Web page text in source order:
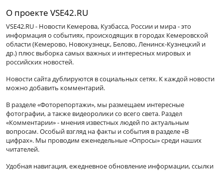
О проекте VSE42.RU
VSE42.RU - Новости Кемерова, Кузбасса, России и мира - это
информация о событиях, происходящих в городах Кемеровской
области (Кемерово, Новокузнецк, Белово, Ленинск-Кузнецкий и
др.) плюс выборка самых важных и интересных мировых и
российских новостей.
Новости сайта дублируются в социальных сетях. К каждой новости
можно добавить комментарий.
В разделе «Фоторепортажи», мы размещаем интересные
фотографии, а также видеоролики со всего света. Раздел
«Комментарии» - мнения известных людей по актуальным
вопросам. Особый взгляд на факты и события в разделе «В
цифрах». Мы проводим еженедельные «Опросы» среди наших
читателей.
Удобная навигация, ежедневное обновление информации, ссылки